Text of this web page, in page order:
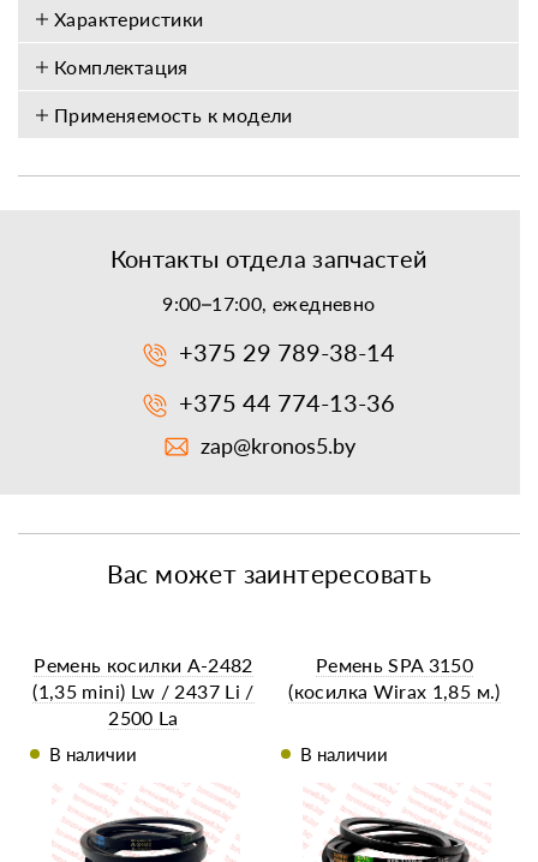
Характеристики
Комплектация
Применяемость к модели
Контакты отдела запчастей
9:00–17:00, ежедневно
+375 29 789-38-14
+375 44 774-13-36
zap@kronos5.by
Вас может заинтересовать
Ремень косилки A-2482
(1,35 mini) Lw / 2437 Li /
2500 La
В наличии
Ремень SPA 3150
(косилка Wirax 1,85 м.)
В наличии